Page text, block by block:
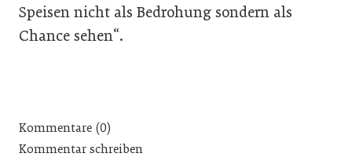
Speisen nicht als Bedrohung sondern als
Chance sehen“.
Kommentare (0)
Kommentar schreiben